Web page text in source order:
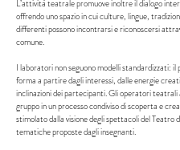
L’attività teatrale promuove inoltre il dialogo
offrendo uno spazio in cui culture, lingue,
differenti possono incontrarsi e riconoscersi
comune.
I laboratori non seguono modelli standardizzati: il
forma a partire dagli interessi, dalle energie
inclinazioni dei partecipanti. Gli operatori teatrali
gruppo in un processo condiviso di scoperta e
stimolato dalla visione degli spettacoli del Teatro
tematiche proposte dagli insegnanti.